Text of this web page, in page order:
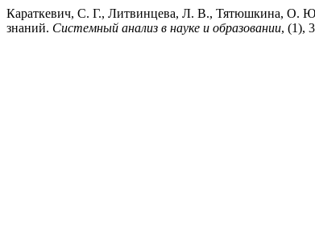
Караткевич, С. Г., Литвинцева, Л. В., Тятюшкина, О.
знаний. Системный анализ в науке и образовании, (1),